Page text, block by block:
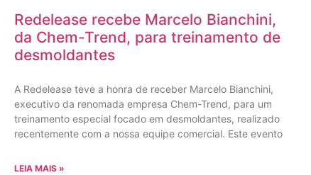
Redelease recebe Marcelo Bianchini,
da Chem-Trend, para treinamento de
desmoldantes
A Redelease teve a honra de receber Marcelo Bianchini,
executivo da renomada empresa Chem-Trend, para um
treinamento especial focado em desmoldantes, realizado
recentemente com a nossa equipe comercial. Este evento
LEIA MAIS »